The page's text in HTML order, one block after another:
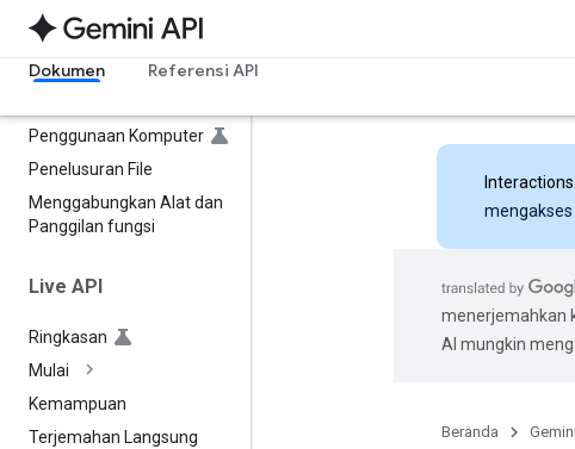
Dokumen Referensi API
Google Maps
Eksekusi kode
Penggunaan Komputer
Penelusuran File
Menggabungkan Alat dan
Panggilan fungsi
Live API
Ringkasan
Mulai
Kemampuan
Terjemahan Langsung
Interactions
menerjemahkan
AI mungkin
Beranda